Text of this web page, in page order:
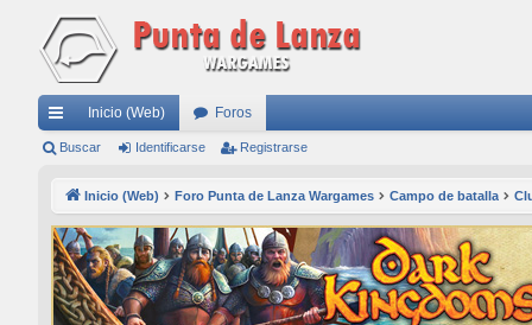
nl
rá
pi
Inicio (Web) Foros
Buscar Identificarse Registrarse
Inicio (Web) Foro Punta de Lanza Wargames Campo de batalla